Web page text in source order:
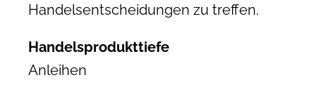
Handelsentscheidungen zu treffen.
Handelsprodukttiefe
Anleihen